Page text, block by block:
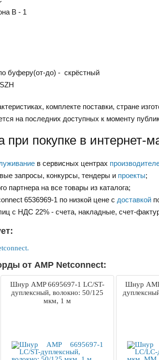
B - 1
буферу(от-до) - скрёстный
комплекте поставки, стране
на последних доступных к моменту
покупке в интернет-
в сервисных центрах
запросы, конкурсы, тендеры и проекты;
партнера на все товары из каталога;
6536969-1 по низкой цене с доставкой
с НДС 22% - счета, накладные, счет-
от AMP Netconnect:
Шнур AMP 6695697-1 LC/ST-
дуплексный, волокно: 50/125
мкм, 1 м
Шнур